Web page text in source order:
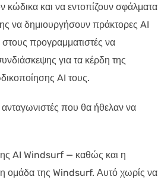
κώδικα και να εντοπίζουν σφάλματα
να δημιουργήσουν πράκτορες AI
προγραμματιστές να
για τα κέρδη της
AI τους.
που θα ήθελαν να
AI Windsurf — καθώς και η
ομάδα της Windsurf. Αυτό χωρίς να